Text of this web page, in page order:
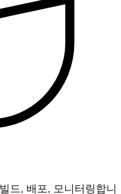
드, 배포, 모니터링합니